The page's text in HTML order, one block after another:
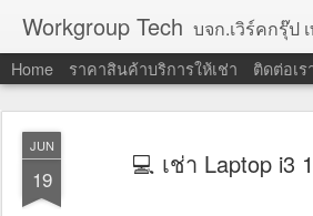
Workgroup Tech บจก.เวิร์คกรุ๊ป เทค บริการให้ เช่าคอมพิวเตอร์ โน้ตบุ๊ค โปรเจคเตอร์ ทีวีจ
Home ราคาสินค้าบริการให้เช่า ติดต่อเร
JUN
19 💻 เช่า Laptop i3